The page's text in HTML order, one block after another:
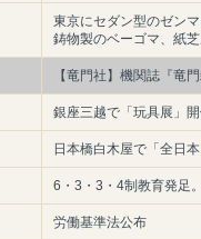
東京にセダン型のゼン
鋳物製のベーゴマ、紙
【竜門社】機関誌『竜
銀座三越で「玩具展」
日本橋白木屋で「全日
6・3・3・4制教育発足
労働基準法公布